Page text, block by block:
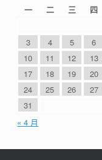
一
二 三 四
3
4 5 6
10
11 12 13
17
18 19 20
24
25 26 27
31
« 4 月